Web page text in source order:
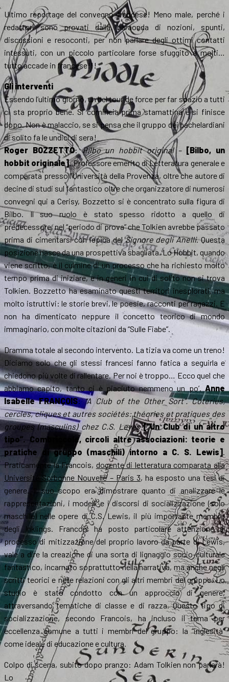
Ultimo reportage del convegno francese! Meno male, perché i
redattori sono provati dalla baraonda di nozioni, spunti,
discussioni e resoconti, per non parlare degli ottimi contatti
intessuti, con un piccolo particolare forse sfuggito a molti…
tutto accade in francese!!!
Gli interventi
Essendo l’ultimo giorno, un bel tour de force per far spazio a tutti
ci sta proprio bene. Si comincia prima stamattina e si finisce
dopo. Non è malaccio, se si pensa che il gruppo dei bachelardiani
di solito fa le undici di sera!
Roger BOZZETTO:Bilbo un hobbit original– [Bilbo, un
hobbit originale]. Professore emerito di Letteratura generale e
comparata presso l’Università della Provenza, oltre che autore di
decine di studi sul fantastico oltre che organizzatore di numerosi
convegni qui a Cerisy, Bozzetto si è concentrato sulla figura di
Bilbo. Il suo ruolo è stato spesso ridotto a quello di
predecessore, nel “periodo di prova” che Tolkien avrebbe passato
prima di cimentarsi con l’epica delSignore degli Anelli. Questa
posizione nasce da una prospettiva sbagliata. Lo Hobbit, quando
viene scritto, è il culmine di un processo che ha richiesto molto
tempo prima di iniziare, e in generi in cui di solito non si trova
Tolkien. Bozzetto ha esaminato questi territori inesplorati, ma
molto istruttivi: le storie brevi, le poesie, racconti per ragazzi. E
non ha dimenticato neppure il concetto teorico di mondo
immaginario, con molte citazioni da “Sulle Fiabe”.
Dramma totale al secondo intervento. La tizia va come un treno!
Diciamo solo che gli stessi francesi fanno fatica a seguirla e
chiedono più volte di rallentare. Per noi è troppo… Ecco quel che
abbiamo capito, tanto ci è piaciuto nemmeno un po’. Anne
Isabelle FRANÇOIS:“A Club of the Other Sort”. Coteries,
cercles, cliques et autres sociétés: théories et pratiques des
groupes (masculins) chez C.S. Lewis [“Un Club di un altro
tipo”. Combriccole, circoli altre associazioni: teorie e
pratiche di gruppo (maschili) intorno a C. S. Lewis]
Praticamente la Francois, docente di letteratura comparata alla
Université Sorbonne Nouvelle – Paris 3, ha esposto una tesi di
genere. Il suo scopo era dimostrare quanto di analizzare le
rappresentazioni, i modelli e i discorsi di socializzazione (solo
maschile) nelle opere di C.S. Lewis, il più importante membro
degli Inklings. Francois ha posto particolare attenzione al
processo di mitizzazione del proprio lavoro da parte di Lewis,
vale a dire la creazione di una sorta di lignaggio socio-culturale
fantastico, incarnato soprattutto nella narrativa, ma anche negli
scritti teorici e nelle relazioni con gli altri membri del gruppo. Lo
studio è stato condotto con un approccio di genere,
attraversando tematiche di classe e di razza. Questo tipo di
socializzazione, secondo Francois, ha incluso il tema per
eccellenza comune a tutti i membri del gruppo: la “inglesità”
come ideale di educazione e cultura.
Colpo di scena, subito dopo pranzo: Adam Tolkien non parlerà!
Lo